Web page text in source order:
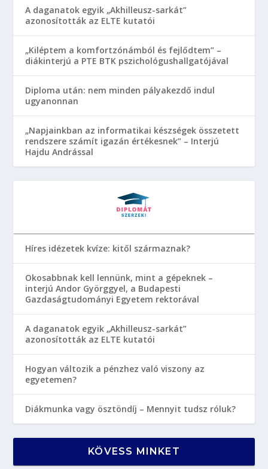
A daganatok egyik „Akhilleusz-sarkát”
azonosították az ELTE kutatói
„Kiléptem a komfortzónámból és fejlődtem” –
diákinterjú a PTE BTK pszichológushallgatójával
Diploma után: nem minden pályakezdő indul
ugyanonnan
„Napjainkban az informatikai készségek összetett
rendszere számít igazán értékesnek” – Interjú
Hajdu Andrással
Híres idézetek kvíze: kitől származnak?
Okosabbnak kell lennünk, mint a gépeknek –
interjú Andor Györggyel, a Budapesti
Gazdaságtudományi Egyetem rektorával
A daganatok egyik „Akhilleusz-sarkát”
azonosították az ELTE kutatói
Hogyan változik a pénzhez való viszony az
egyetemen?
Diákmunka vagy ösztöndíj – Mennyit tudsz róluk?
KÖVESS MINKET